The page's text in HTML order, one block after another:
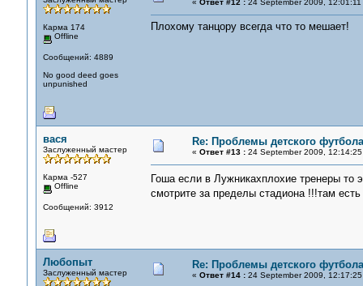
Карма 174
Offline
Сообщений: 4889
No good deed goes
unpunished
« Ответ #12 :24 September 2009, 12:01:11
Плохому танцору всегда что то мешает!
вася
Заслуженный мастер
Карма -527
Offline
Сообщений: 3912
Re: Проблемы детского футбола
« Ответ #13 :24 September 2009, 12:14:25
Гоша если в Лужникахплохие тренеры
смотрите за пределы стадиона !!!там
Любопыт
Заслуженный мастер
Re: Проблемы детского футбола
« Ответ #14 :24 September 2009, 12:17:25